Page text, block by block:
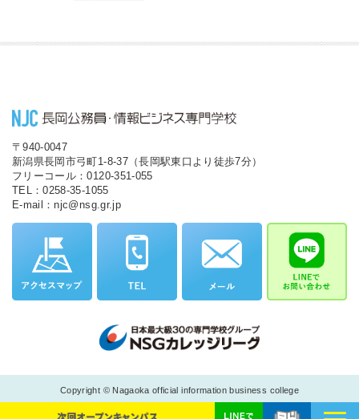
〒940-0047
新潟県長岡市弓町1-8-37（長岡駅東口より徒歩7分）
フリーコール：0120-351-055
TEL：0258-35-1055
E-mail：njc@nsg.gr.jp
Copyright © Nagaoka official information business college